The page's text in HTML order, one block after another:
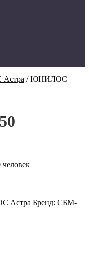
/ЮНИЛОС
Астра Бренд: СБМ-